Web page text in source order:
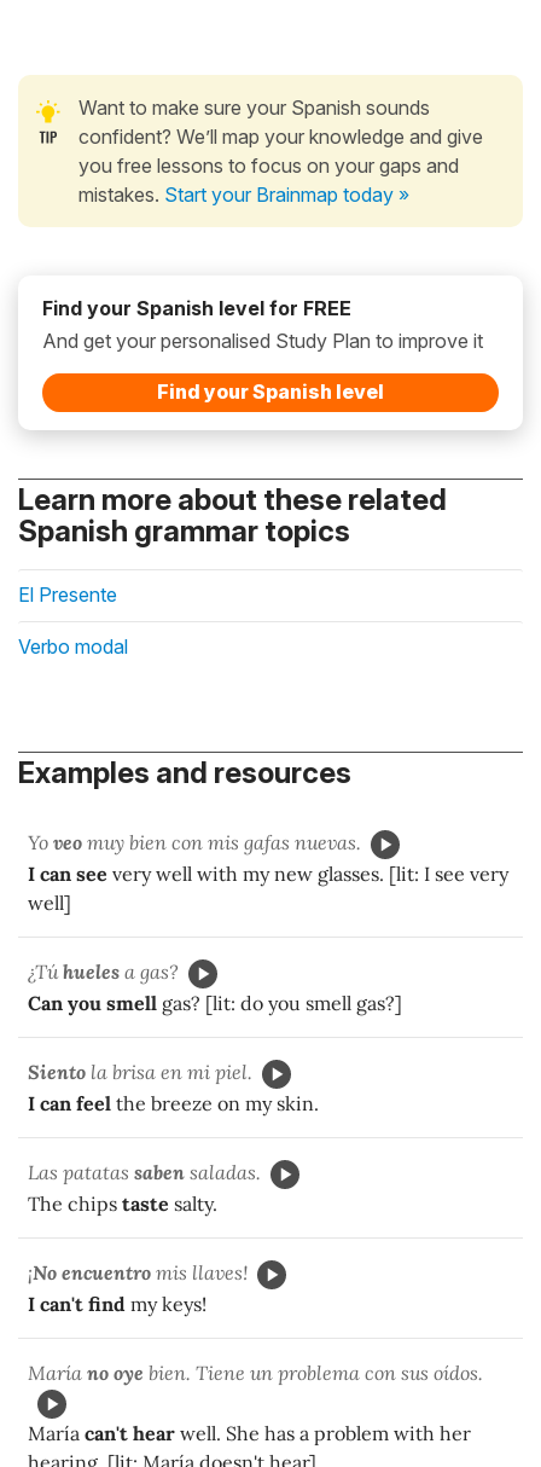
Want to make sure your Spanish sounds
confident? We’ll map your knowledge and give
you free lessons to focus on your gaps and
mistakes. Start your Brainmap today »
Find your Spanish level for FREE
And get your personalised Study Plan to improve it
Find your Spanish level
Learn more about these related
Spanish grammar topics
El Presente
Verbo modal
Examples and resources
Yo veo muy bien con mis gafas nuevas.
I can see very well with my new glasses. [lit: I see very
well]
¿Túhueles a gas?
Can you smell gas? [lit: do you smell gas?]
Siento la brisa en mi piel.
I can feel the breeze on my skin.
Las patatas saben saladas.
The chips taste salty.
¡No encuentro mis llaves!
I can't find my keys!
María no oye bien. Tiene un problema con sus oídos.
María can't hear well. She has a problem with her
hearing. [lit: María doesn't hear]